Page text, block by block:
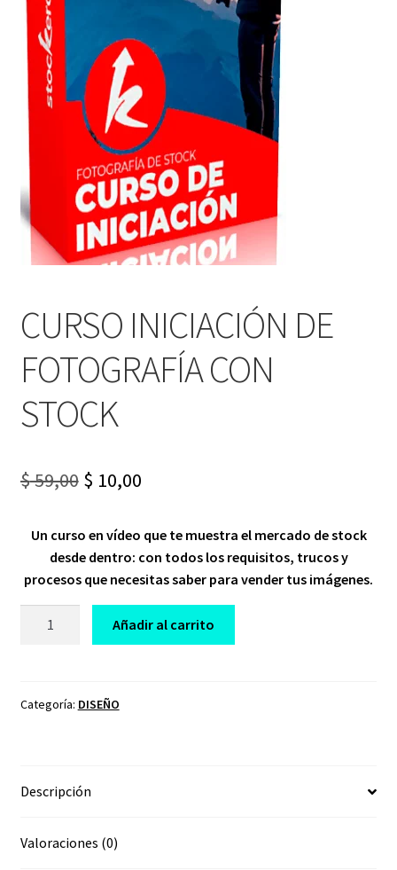
CURSO INICIACIÓN DE
FOTOGRAFÍA CON
STOCK
$59,00 Original
was:
$ 59,00.
$ 10,00Current
is:
$ 10,00.
Un curso en vídeo que te muestra el mercado de stock
desde dentro: con todos los requisitos, trucos y
procesos que necesitas saber para vender tus imágenes.
CON
Añadir al carrito
Categoría: DISEÑO
Descripción
Valoraciones (0)